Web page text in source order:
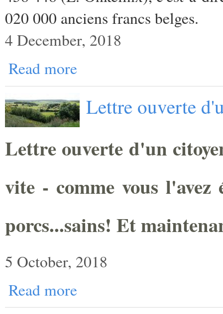
020 000 anciens francs belges.
4 December, 2018
Read more
Lettre ouverte
Lettre ouverte d'un
vite - comme vous
porcs...sains! Et
5 October, 2018
Read more